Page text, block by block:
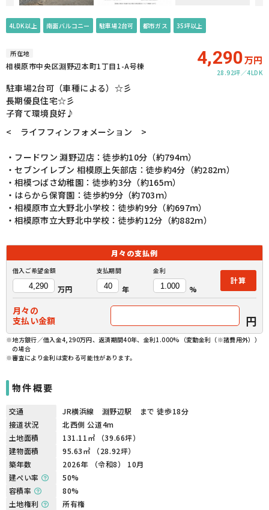
4LDK以上 南面バルコニー 駐車場2台可 都市ガス 35坪以上
所在地
相模原市中央区淵野辺本町1丁目1-A号棟 4,290万円
28.92坪 4LDK
駐車場2台可（車種による）☆彡
長期優良住宅☆彡
子育て環境良好♪
< ライフフィンフォメーション >
・フードワン 淵野辺店：徒歩約10分（約794ｍ）
・セブンイレブン 相模原上矢部店：徒歩約4分（約282ｍ）
・相模つばさ幼稚園：徒歩約3分（約165ｍ）
・はらから保育園：徒歩約9分（約703ｍ）
・相模原市立大野北小学校：徒歩約9分（約697ｍ）
・相模原市立大野北中学校：徒歩約12分（約882ｍ）
月々の支払例
借入ご希望金額
万円
支払期間
年
金利
%
計算
月々の
支払い金額
円
※地方銀行／借入金4,290万円、返済期間40年、金利1.000%（変動金利（※諸費用外））
の場合
※審査により金利は変わる可能性があります。
物件概要
交通
JR横浜線 淵野辺駅 まで 徒歩18分
接道状況
北西側 公道4m
土地面積
131.11㎡ （39.66坪）
建物面積
95.63㎡ （28.92坪）
築年数
2026年 （令和8） 10月
建ぺい率
50%
容積率
80%
土地権利
所有権